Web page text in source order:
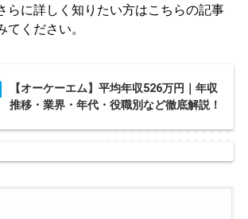
らに詳しく知りたい方はこちらの記事
てください。
【オーケーエム】平均年収526万円｜年収
推移・業界・年代・役職別など徹底解説！